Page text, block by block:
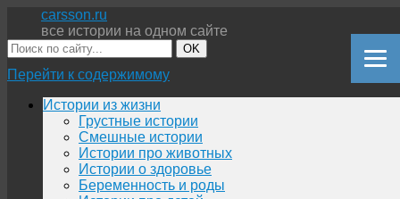
carsson.ru
все истории на одном сайте
OK
Перейти к содержимому
Истории из жизни
Грустные истории
Смешные истории
Истории про животных
Истории о здоровье
Беременность и роды